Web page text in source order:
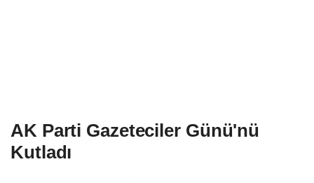
AK Parti Gazeteciler Günü'nü
Kutladı